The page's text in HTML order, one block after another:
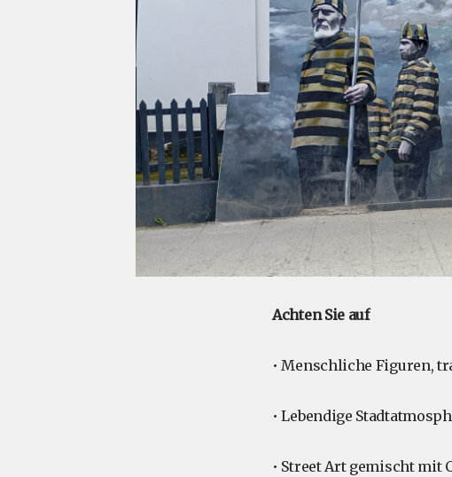
Achten Sie auf
• Menschliche Figuren,
• Lebendige
• Street Art gemischt mit